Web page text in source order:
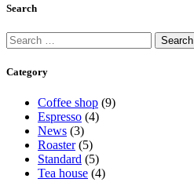
Search
Category
Coffee shop (9)
Espresso (4)
News (3)
Roaster(5)
Standard (5)
Tea house (4)